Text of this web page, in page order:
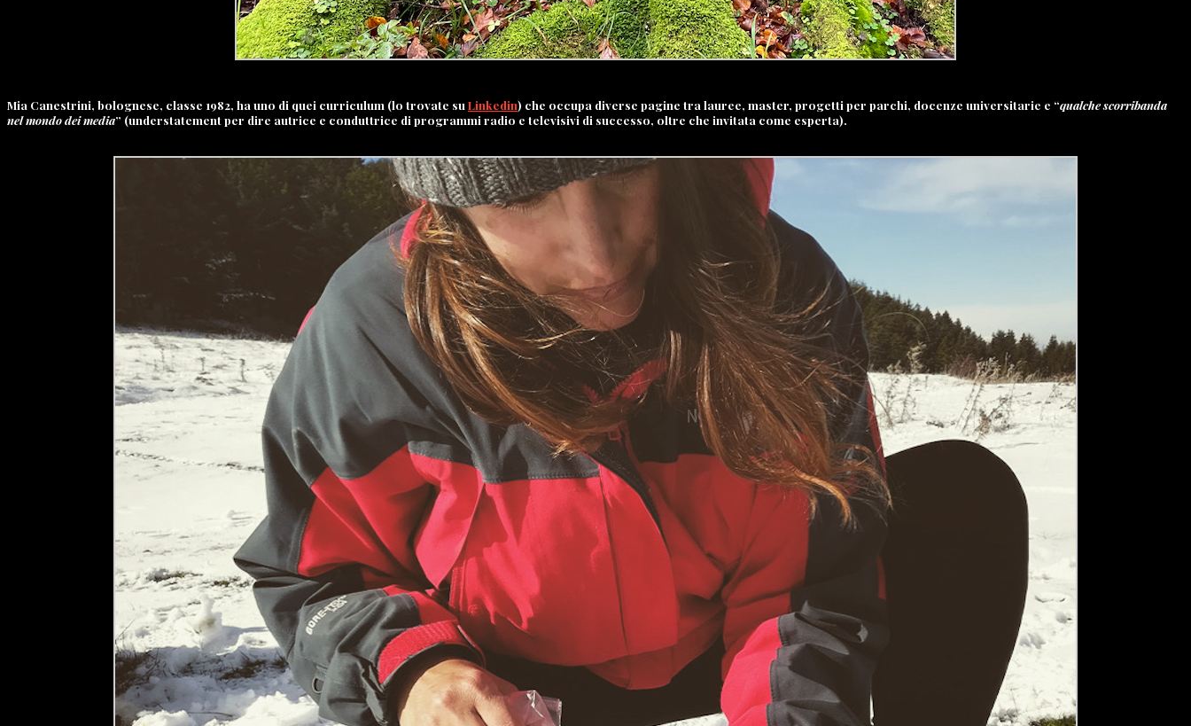
Mia Canestrini, bolognese, classe 1982, ha uno di quei curriculum (lo trovate su Linkedin) che occupa diverse pagine tra lauree, master, progetti per parchi, docenze universitarie e “qualche scorribanda
nel mondo dei media” (understatement per dire autrice e conduttrice di programmi radio e televisivi di successo, oltre che invitata come esperta).